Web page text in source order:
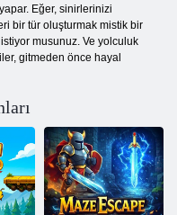
Eğer, sinirlerinizi
bir tür oluşturmak mistik bir
musunuz. Ve yolculuk
gitmeden önce hayal